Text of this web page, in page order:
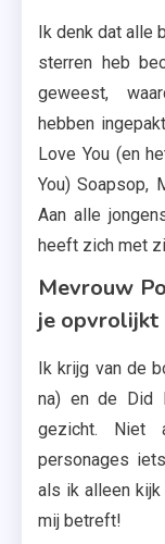
Ik denk dat alle
sterren heb
geweest,
hebben
Love You (en
You) Soapsop,
Aan alle
heeft zich met
Mevrouw
je opvrolijkt
Ik krijg van de
na) en de Did
gezicht. Niet
personages
als ik alleen kijk
mij betreft!